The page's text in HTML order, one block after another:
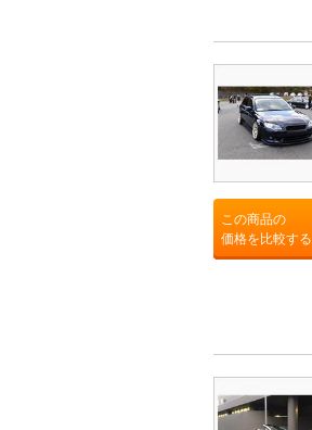
この商品の
価格を比較する